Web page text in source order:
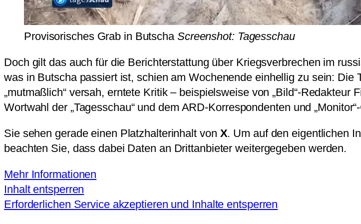
Provisorisches Grab in Butscha Screenshot: Tagesschau
Doch gilt das auch für die Berichterstattung über Kriegsverbrechen im
was in Butscha passiert ist, schien am Wochenende einhellig zu sein:
„mutmaßlich“ versah, erntete Kritik – beispielsweise von „Bild“-
Wortwahl der „Tagesschau“ und dem ARD-Korrespondenten und
Sie sehen gerade einen Platzhalterinhalt von X. Um auf den eigentlichen
beachten Sie, dass dabei Daten an Drittanbieter weitergegeben werden.
Mehr Informationen
Inhalt entsperren
Erforderlichen Service akzeptieren und Inhalte entsperren